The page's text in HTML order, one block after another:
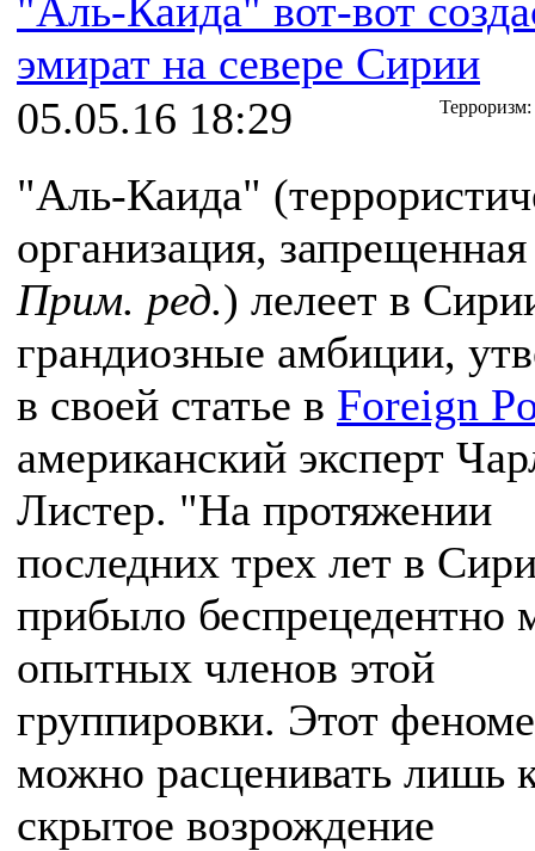
"Аль-Каида" вот-вот
эмират на севере Сирии
05.05.16 18:29
"Аль-Каида"
организация,
Прим. ред.) лелеет в
грандиозные амбиции,
в своей статье в Foreign
американский эксперт
Листер. "На протяжении
последних трех лет в
прибыло беспрецедентно
опытных членов этой
группировки. Этот
можно расценивать лишь
скрытое возрождение